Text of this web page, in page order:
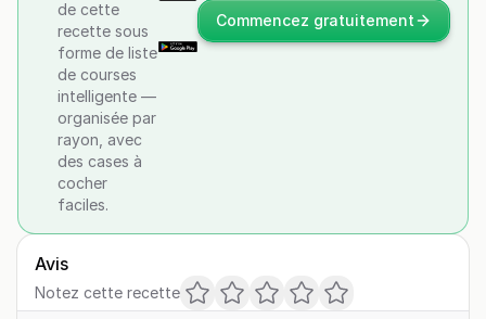
de cette
recette sous
forme de liste
de courses
intelligente —
organisée par
rayon, avec
des cases à
cocher
faciles.
Commencez gratuitement
Avis
Notez cette recette